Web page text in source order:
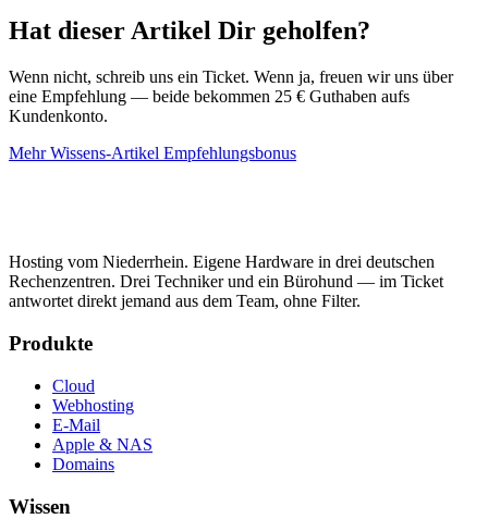
Hat dieser Artikel Dir geholfen?
Wenn nicht, schreib uns ein Ticket. Wenn ja, freuen wir uns über
eine Empfehlung — beide bekommen 25 € Guthaben aufs
Kundenkonto.
Mehr Wissens-Artikel Empfehlungsbonus
Hosting vom Niederrhein. Eigene Hardware in drei deutschen
Rechenzentren. Drei Techniker und ein Bürohund — im Ticket
antwortet direkt jemand aus dem Team, ohne Filter.
Produkte
Cloud
Webhosting
E-Mail
Apple & NAS
Domains
Wissen